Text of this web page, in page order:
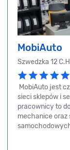
MobiAuto
Szwedzka 12
MobiAuto jest
sieci sklepów i
pracownicy to
mechanice oraz